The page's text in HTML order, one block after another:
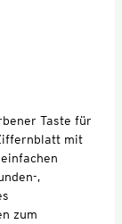
Taste für
mit
,
zum